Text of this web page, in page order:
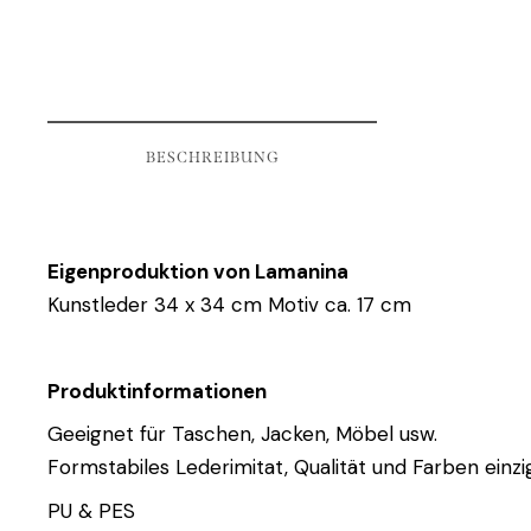
BESCHREIBUNG
Eigenproduktion von Lamanina
Kunstleder 34 x 34 cm Motiv ca. 17 cm
Produktinformationen
Geeignet für Taschen, Jacken, Möbel usw.
Formstabiles Lederimitat, Qualität und Farben
PU & PES